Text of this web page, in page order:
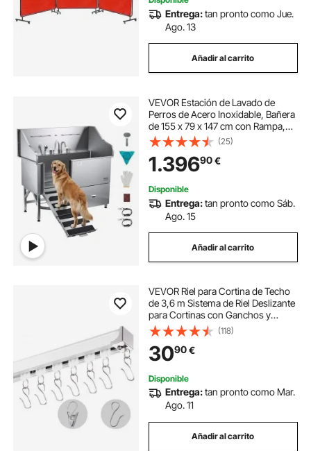
Entrega:tan pronto como Jue.
Ago. 13
Añadir al carrito
VEVOR Estación de Lavado de
Perros de Acero Inoxidable, Bañera
de 155 x 79 x 147 cm con Rampa,
Filtro de Agua, Grifo, Ducha y
Correa para Mascotas Grandes,
Medianas y Pequeñas, Puerta
Izquierda
(25)
1.39690€
Disponible
Entrega:tan pronto como Sáb.
Ago. 15
Añadir al carrito
VEVOR Riel para Cortina de Techo
de 3,6 m Sistema de Riel Deslizante
para Cortinas con Ganchos y
Herrajes, Riel Divisor de Ambientes
de Montaje en Techo o Pared para
Sala de Estar, Dormitorio, Blanco
(118)
3090€
Disponible
Entrega:tan pronto como Mar.
Ago. 11
Añadir al carrito